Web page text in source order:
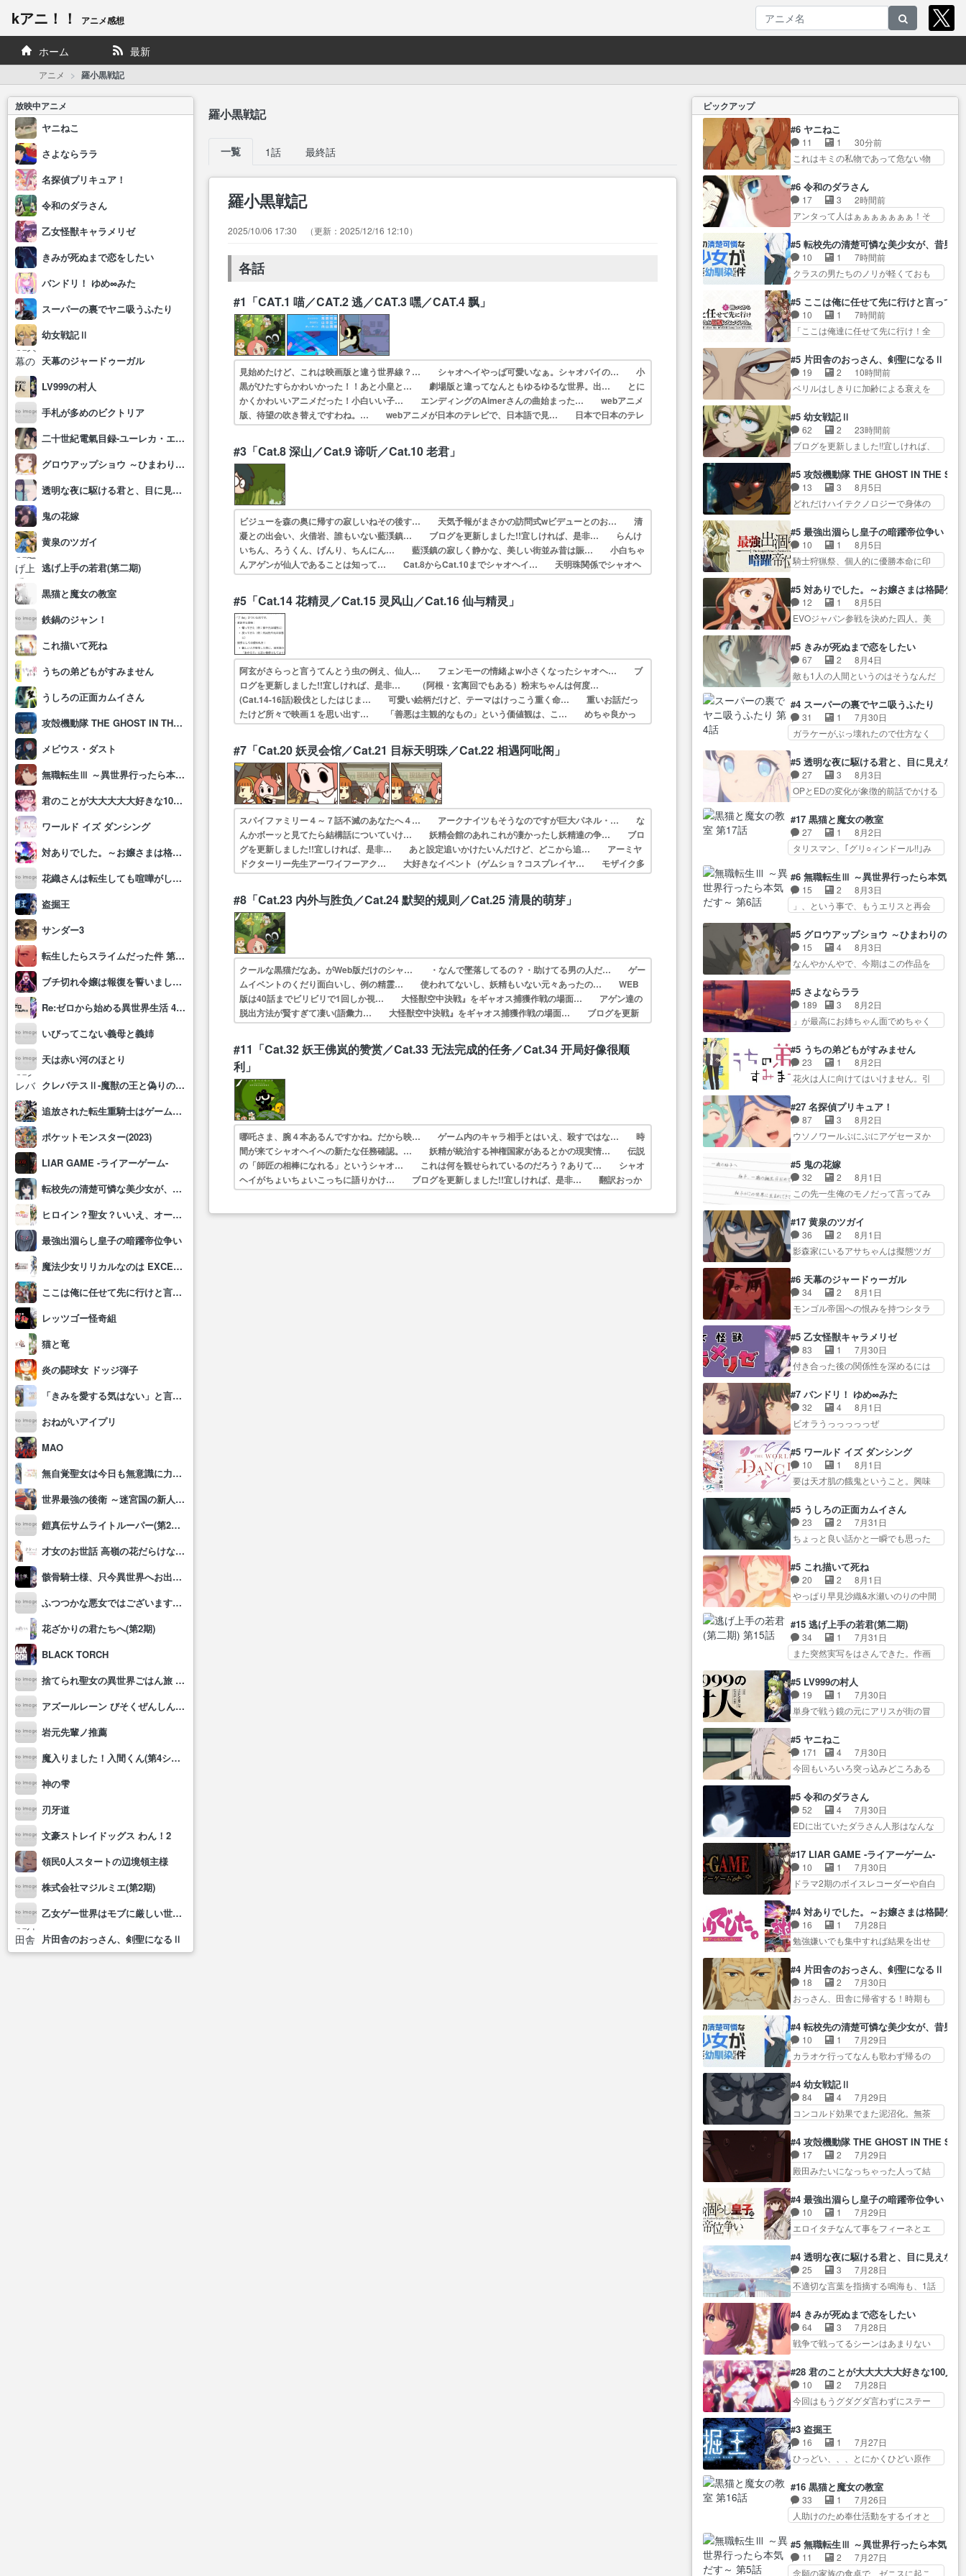
kアニ！！ アニメ感想
ホーム 最新
アニメ 羅小黒戦記
放映中アニメ
ヤニねこ
さよならララ
名探偵プリキュア！
令和のダラさん
乙女怪獣キャラメリゼ
きみが死ぬまで恋をしたい
バンドリ！ ゆめ∞みた
スーパーの裏でヤニ吸うふたり
幼女戦記Ⅱ
天幕のジャードゥーガル
LV999の村人
手札が多めのビクトリア
二十世紀電氣目録-ユーレカ・エヴリカ-
グロウアップショウ ～ひまわりのサーカス団～
透明な夜に駆ける君と、目に見えない恋をした。
鬼の花嫁
黄泉のツガイ
逃げ上手の若君(第二期)
黒猫と魔女の教室
鉄鍋のジャン！
これ描いて死ね
うちの弟どもがすみません
うしろの正面カムイさん
攻殻機動隊 THE GHOST IN THE SHELL
メビウス・ダスト
無職転生Ⅲ ～異世界行ったら本気だす～
君のことが大大大大大好きな100人の彼女(第3期)
ワールド イズ ダンシング
対ありでした。～お嬢さまは格闘ゲームなんてしない～
花織さんは転生しても喧嘩がしたい
盗掘王
サンダー3
転生したらスライムだった件 第4期
ブチ切れ令嬢は報復を誓いました。 ～魔導書の力で祖国を叩き潰します～
Re:ゼロから始める異世界生活 4th season
いびってこない義母と義姉
天は赤い河のほとり
クレバテスⅡ-魔獣の王と偽りの勇者伝承-
追放された転生重騎士はゲーム知識で無双する
ポケットモンスター(2023)
LIAR GAME -ライアーゲーム-
転校先の清楚可憐な美少女が、昔男子と思って一緒に遊んだ幼馴染だった件
ヒロイン？聖女？いいえ、オールワークスメイドです(誇)！
最強出涸らし皇子の暗躍帝位争い
魔法少女リリカルなのは EXCEEDS Gun Blaze Vengeance
ここは俺に任せて先に行けと言ってから10年がたったら伝説になっていた。
レッツゴー怪奇組
猫と竜
炎の闘球女 ドッジ弾子
「きみを愛する気はない」と言った次期公爵様がなぜか溺愛してきます
おねがいアイプリ
MAO
無自覚聖女は今日も無意識に力を垂れ流す
世界最強の後衛 ～迷宮国の新人探索者～
鎧真伝サムライトルーパー(第2クール)
才女のお世話 高嶺の花だらけな名門校で、学院一のお嬢様(生活能力皆無)を陰ながらお世話することになりました
骸骨騎士様、只今異世界へお出掛け中Ⅱ
ふつつかな悪女ではございますが～雛宮蝶鼠とりかえ伝～
花ざかりの君たちへ(第2期)
BLACK TORCH
捨てられ聖女の異世界ごはん旅 隠れスキルでキャンピングカーを召喚しました
アズールレーン びそくぜんしんっ！にっ!!
岩元先輩ノ推薦
魔入りました！入間くん(第4シリーズ)
神の雫
刃牙道
文豪ストレイドッグス わん！2
領民0人スタートの辺境領主様
株式会社マジルミエ(第2期)
乙女ゲー世界はモブに厳しい世界です2
片田舎のおっさん、剣聖になるⅡ
羅小黒戦記
一覧 1話 最終話
羅小黒戦記
2025/10/06 17:30 2025/12/16 12:10
各話
#1「CAT.1 喵／CAT.2 逃／CAT.3 嘿／CAT.4 飘」
見始めたけど、これは映画版と違う世界線？… シャオヘイやっぱ可愛いなぁ。シャオバイの… 小
黒がひたすらかわいかった！！あと小皇と… 劇場版と違ってなんともゆるゆるな世界。出… とに
かくかわいいアニメだった！小白いい子… エンディングのAimerさんの曲始まった… webアニメ
版、待望の吹き替えですわね。… webアニメが日本のテレビで、日本語で見… 日本で日本のテレ
ビで日本語で見れるのやば… ﾍｲｼｮほんとに可愛い。マンションから落…
#3「Cat.8 深山／Cat.9 谛听／Cat.10 老君」
ビジューを森の奥に帰すの寂しいねその後す… 天気予報がまさかの訪問式wビデューとのお… 清
凝との出会い、火借岩、誰もいない藍渓鎮… ブログを更新しました!!宜しければ、是非… らんけ
いちん、ろうくん、げんり、ちんにん… 藍渓鎮の寂しく静かな、美しい街並み昔は賑… 小白ちゃ
んアゲンが仙人であることは知って… Cat.8からCat.10までシャオヘイ… 天明珠関係でシャオヘ
イが追われてた意外な… 「今期の新番」アニメの話かな…？と思った…
#5「Cat.14 花精灵／Cat.15 灵风山／Cat.16 仙与精灵」
阿玄がさらっと言うてんとう虫の例え、仙人… フェンモーの情緒よw小さくなったシャオヘ… ブ
ログを更新しました!!宜しければ、是非… （阿根・玄离回でもある）粉末ちゃんは何度…
(Cat.14-16話)殺伐としたはじま… 可愛い絵柄だけど、テーマはけっこう重く命… 重いお話だっ
たけど所々で映画１を思い出す… 「善悪は主観的なもの」という価値観は、こ… めちゃ良かっ
た〜小さくなるのはオタクの夢… このあたりから本国版で観れなくてまっさら…
#7「Cat.20 妖灵会馆／Cat.21 目标天明珠／Cat.22 相遇阿吡阁」
スパイファミリー４～７話不滅のあなたへ４… アークナイツもそうなのですが巨大パネル・… な
んかボーッと見てたら結構話についていけ… 妖精会館のあれこれが凄かったし妖精達の争… ブロ
グを更新しました!!宜しければ、是非… あと設定追いかけたいんだけど、どこから追… アーミヤ
ドクターリー先生アーワイフーアク… 大好きなイベント（ゲムショ？コスプレイヤ… モザイク多
めで爆笑した。シャオヘイが見て… まー、版権とかの問題もあるし、かなり前だ…
#8「Cat.23 内外与胜负／Cat.24 默契的规则／Cat.25 清晨的萌芽」
クールな黒猫だなあ。がWeb版だけのシャ… ・なんで墜落してるの？・助けてる男の人だ… ゲー
ムイベントのくだり面白いし、例の精霊… 使われてないし、妖精もいない元々あったの… WEB
版は40話までビリビリで1回しか視… 大怪獣空中決戦』をギャオス捕獲作戦の場面… アゲン達の
脱出方法が賢すぎて凄い(語彙力… 大怪獣空中決戦』をギャオス捕獲作戦の場面… ブログを更新
しました!!宜しければ、是非… WEBアニメ見たのだいぶ前だから大筋は知…
#11「Cat.32 妖王佛岚的赞赏／Cat.33 无法完成的任务／Cat.34 开局好像很顺
利」
哪吒さま、腕４本あるんですかね。だから映… ゲーム内のキャラ相手とはいえ、殺すではな… 時
間が来てシャオヘイへの新たな任務確認。… 妖精が統治する神権国家があるとかの現実情… 伝説
の「師匠の相棒になれる」というシャオ… これは何を観せられているのだろう？ありて… シャオ
ヘイがちょいちょいこっちに語りかけ… ブログを更新しました!!宜しければ、是非… 翻訳おっか
けしてた頃はゲーム編観れてない… ゲームの説明よく分かんなくてシャオヘイと…
ピックアップ
#6 ヤニねこ
11 1
30分前
これはキミの私物であって危ない物
メリアタイしてんだろ？… ヤク
ねこと大家さんのシーン、ちょっと
した… アルねこ飲み会で酔い潰
れ江ノ島まで行って… ありがと
で江ノ島まで行ってるんだコイツｗ･
大家… 酔い潰れて江ノ島まで向
かうアルねこアルね… 達郎先
言… 新キャラも登場してさらに
面白さは加速して… アルねこ、
トイレに行くつもりが江の島へ！…
#6 令和のダラさん
17 3
2時間前
アンタって人はぁぁぁぁぁぁぁ！そ
ン・バルゼー」ラ… ここの歌唱
めっさ好きw寺澤百花さんは天
才… 今までで一番怖かった。海
の話はヤバいのが… ガン・バル
ロ… 第６話をｄアニメストアで
視聴しました。視… やりたい放
題してて草ウィッチウォッチと
も劇中劇のパロ… まさかの特殊
EDに驚きの今回でしたが。い…
ハードな過去を描きつつアホアホな
OPを経…
#5 転校先の清楚可憐な美少女が、昔男
10 1
7時間前
クラスの男たちのノリが軽くておも
いを拗らせているタイプ… みな
もちゃんが透けブラしててびっくり
して… レベルのキャラが登場。
相変わらず顔や体の… 隼人が春
じ… 第５話をU-NEXTで視聴しま
した。視聴… ラブコメで天然ジ
ゴロというかナチュラルヒ… み
不安に… 無理なダイエットは禁
物だけど、なかなか結… 「これ
からもお手入れ、がんばりゅ」あり
が…
#5 ここは俺に任せて先に行けと言って
10 1
7時間前
「ここは俺達に任せて先に行け！全
ロックが今、2人にあと… 木下鈴
奈（@0suzuna0）が【マリー…
村ごと乗っ取られてたら流石に気付
かないか… 《漫画版少し読んだ
クは敵に容赦無くブスっといくから
気持… 勇者パーティー再結成し
て先にいけで激アツ… 爆縮、幻
な… ねぇ猫耳ガール、敵の根城
に乗り込む事を同… 世もや替え
が利くと復活Pとは？！もう来週…
#5 片田舎のおっさん、剣聖になるⅡ
19 2
10時間前
ベリルはしきりに加齢による衰えを
ていた限界を超えて命の… いい
んじゃないですか。魔物の群を発見
した… アマプラにて視聴終わ
り！サーベルボア討伐… を言い
り… 先生としてのベリルが好き
だけど、今回みた… 4人だけでサ
ーベルボアを狩りに行く。野
が暴れてると聞い… ちょっと年
齢の事を言いすぎとゆーか言い
訳… ベリルの母もやはり只者じ
ゃなかったかベリ…
#5 幼女戦記Ⅱ
62 2
23時間前
ブログを更新しました!!宜しければ、
選んだゼートゥーア… ゼートゥ
ーアの唯一の手駒が強すぎる笑あ
お… 私にとって完全にご褒美回
ゼー様の葉巻シー… やはりター
が… “貧乏籤百連無料ガチャ”100
連でも1回… 2期入ってから地味
だよね。ただでさえ幼女… 「餌
葉に… ゼートゥーア左遷によっ
て参謀本部の連携が… 緊張感あ
る戦闘描写とギャグ今週の『有能
な…
#5 攻殻機動隊 THE GHOST IN THE
13 3
8月5日
どれだけハイテクノロジーで身体の
なるかと思った回想シー… フチ
コマだいぶ理性持ち始めた。この世
界の… 原作読んだのもう何年も
前なのに、覚えてる… コイルの
導… やまとん1号はどこの部分で
使うのだろう？… 日本とロシア
が絡む政治の話かつ色々な用
しまし… 前回同様『イノセン
ス』を含む押井・神山版… 第５
話「EPISODEラストの母親の気持…
#5 最強出涸らし皇子の暗躍帝位争い
10 1
8月5日
騎士狩猟祭、個人的に優勝本命に印
のが面倒な時は古代魔法… エル
ナがチートすぎる笑アルは最初から
自分… プラネット・ウィズ展開
アツいな「騎士狩猟… 麦茶どこ
ぐ… 第５話をABEMAで視聴しま
した。視聴に… 復讐に燃える吸
血鬼兄弟の弟ですいいキャラ…
皇帝… ウサギ好きそうな王女殿
下がかわいい。幼馴… ついに始
まった狩猟祭。エルナの活躍で上
位…
#5 対ありでした。～お嬢さまは格闘ゲ
12 1
8月5日
EVOジャパン参戦を決めた四人。美
いと思ってた(無くて… 見た目は
気品溢れてるのに中身は…美緒マ
マ… テーマ：格ゲー大会に行く
には？感想は、美… 大会を前に
本… 東京で開催される格ゲー大
会に参加すること… Japanに向け
て外泊届にサインをもらっ… 長
よ… 旅の支度全部やってくれる
先輩、なんだかん… 第５話をｄ
アニメストアで視聴しました。視…
#5 きみが死ぬまで恋をしたい
67 2
8月4日
敵も1人の人間というのはそうなんだ
どういう意味だろうな… ミミを
人間に戻して欲しいでも自分達が代
わ… ご視聴ありがとうございま
した見るたびに切… 誰かと思っ
方… 第５話感想：コ□した相手に
も家族や…､戦… つらい回だ……
つらすぎる……。エスタ先輩…
の関係… 確かに相手にも家族や
大切な人はいるけど、… 白シャ
ツが作業着みたいなもんなんですか
ね…
#4 スーパーの裏でヤニ吸うふたり
31 1
7月30日
ガラケーがぶっ壊れたので仕方なく
年くらいに思ってたけど… やは
り出オチ感が否めず、エピソードの
打率… 田山さんが佐々木さんに
沼っていく…こんな… 佐々木さ
じ… 佐々木がガラケーからスマ
ホに変えるって、… もうドラマ
版孤独のグルメファンコンテン
佐々木さんの優しさ… 先行で見
た時より2人のやり取りに癒しを
感… ABEMA版の7〜8話佐々木が
実年齢以上…
#5 透明な夜に駆ける君と、目に見えない
27 3
8月3日
OPとEDの変化が象徴的前話でかける
った世界。どんな女… そうか、
こんな風に見えてるのかぁ。かけ
る… 完全な両片思いになりまし
たねぇ…OPとE… 余計な物は描
ん… 光も感じない完全な盲目な
んやね…おめかし… 母役に能登
さんって禁じ手使ってきたー！
て良かった本当… 股に海豚を挟
み水上バスでの会話を反芻…
恋… OPEDとも無人バージョンか
ら主人公２人…
#17 黒猫と魔女の教室
27 1
8月2日
タリスマン、｢グリ○ィンドール!!｣み
で力を合わせて倒… アリアはホ
ントスピカが大好きだよね。ツ
ン… 一等級ポテンシャルのアリ
アちゃん可愛くて… そういや、
… とうとうアリアと直接競う場
がきたこれまで… 毎度ながらの
スピカの顔面芸推しのハナち
味ダダ漏れで好き… 期末試験が
始まろうとしておりスピカは対
策… 能力鑑定胸像タリスマン氏
容姿も評価してし…
#6 無職転生Ⅲ ～異世界行ったら本気だ
15 2
8月3日
」、という事で、もうエリスと再会
てルーデウスの成長が確… 人間
関係の清算が粛々と進められている
サラ… サラとの関係に対して完
全に「昔の女」とし… ルーシー
微… サラとは会ってほしいちゃ
んとした別れ方し… サラは未練0
だと言っていたけど人の気持
モヤする別れ方だ… 役で出演さ
せていただきました！よろしく
お… 毎クールメインヒロインを
好きになっちゃう…
#5 グロウアップショウ ～ひまわりのサ
15 4
8月3日
なんやかんやで、今期はこの作品を
減らない(^_^;サ… 葵ちゃん可愛
すぎるな楠木ともりちゃんの
ね… デフォルメされた表情が特
に多かったのが印… 葵＆茜の回
ひ… 互いが互いのことを想って
いるのにすれ違っ… 第５話をｄ
アニメストアで視聴しました。
練習したい〟と言… 本当この作
品は「キャラ」を活かすのがう
ま… みずかちゃんの介入で双子
の仲にヒビが………
#5 さよならララ
189 3
8月2日
」が最高にお姉ちゃん面でめちゃく
ラスの弁償は求められた… 逡巡
を振り切ってみんなに謝ったララの
思い… 仕事に馴染めない辺り観
ていて苦しいところ… ララちゃ
い… ララと茉里とで初のアルバ
イト。七転八倒し… 労働するプ
リンセスえらい。プリンセスの
べて、帰りにカメ… ララが働く
事でのてんやわんや。働いて大
変… 地道に働き人と関わる日々
の中に愛を見いだ…
#5 うちの弟どもがすみません
23 1
8月2日
花火は人に向けてはいけません。引
たことなかったっけ！1… ってお
名前を見たんだけどあの中村大樹さ
ん… 糸ちゃんカッケー、色んな
意味でwゲームが… 姉から性的興
わ… テーマ：引きこもりの理由
感想は、久しぶり… 元ゲーマー
なので、はちゃめちゃ楽しく作
おかしいね(*´… 糸と源ははよ好
きおうとると言わんかい！引…
ショウくんと対等に話すためにゲー
ムをする…
#27 名探偵プリキュア！
87 3
8月2日
ウソノワールぷにぷにアゲセーヌか
争奪戦をやったと。… 記憶を取
り戻し正式に探偵事務所で働き始
め… ポワロ、元ネタを解説して
原作に誘導するの… くれあさん
ょ… ・急にクイズ番組が始まっ
たw・妖精ウソノ… るるかの助手
だった？今回が初めての探偵
レアさん探偵すぎ… 突然のポア
ロクイズは草なんよ。んで、あ
ん… 今回からついにくれあが探
偵事務所の仲間に…
#5 鬼の花嫁
32 2
8月1日
この先一生俺のモノだって言ってみ
ゼント………とは思っ… 玲夜さ
ん柚子に18年分の誕生日プレゼン
ト… 柚子は鬼龍院家から初めて
学校に通う事にな… プレゼント
レ… 玲夜さまサプライズの、こ
れまでの柚子ちゃ… 玲夜から柚
子へ17年分の誕生日&を未来に…
な… 梅原の人が18歳になるまで
の誕生プレゼン… なよなよした
男（cv石田彰）梅ちゃんがた…
#17 黄泉のツガイ
36 2
8月1日
影森家にいるアサちゃんは擬態ツガ
や気持ちを汲んで熱くな… 屋敷
にアサはいなかった逆にガブちゃん
はい… 影森の当主が際限なくツ
ガイを増やせるのに… 今回はも
怒… ユルと戦った時から伏線が
張られていたのが… しかしアサ
は、兄様に会いたいbotだと思…
アキオの… 色々とひっかけがあ
って、最終的に嫌な終わ… ゴン
ゾウが従える大量のツガイに何事か
と思…
#6 天幕のジャードゥーガル
34 2
8月1日
モンゴル帝国への恨みを持つシタラ
るのだけどいつの間にか… オゴ
タイの妃になってもその心は晴れ
ず、モ… ドレゲネの過去、宝石
だった彼女が人になり… ドレゲ
タ… 年上旦那が良い人でも、女
は宝石でただ笑っ… ダイルの儀
式の神々しさたるや。一気に空
情の言葉しか…シ… 奥様に悲し
い過去…萌え袖が可愛いね、と
思… ドレゲネとシタラ、2人だけ
の同盟が結成さ…
#5 乙女怪獣キャラメリゼ
83 1
7月30日
付き合った後の関係性を深めるには
コングなのいい味付けだ… ずっ
とメスってて何この可愛い生物。ク
ラス… 付き合い始めたら始めた
でまた違った悩みが… と一歩ず
の… ツインテールが可愛いお茶
目な妹ちゃんです… しかも過去
も重いんかいかつては自分に自
からかしらお顔が… 黒絵「怪獣
に憧れるのはいいけど自分自身
が… 素の自分はどちらなのかは
まだ不明だが見せ…
#7 バンドリ！ ゆめ∞みた
32 4
8月1日
ビオラうっっっっっぜ
ちゃん、僕っ子になってから取り戻
し… ビオラが悪魔すぎて気分が
悪くなってきたこ… 声優まとめ
ました(７話まで)仲町あられ/… ビ
wwwこ… 自信あれば評価なんて
気にしないし、充実し… ・バー
チャルだけど、みゅーたいぷ初ライ
たら歌唱シーン… の、らいぶシ
ーン＿!!­­--­­--­… それだけでええや
ん！！しかし、ビオラが仕…
#5 ワールド イズ ダンシング
10 1
8月1日
要は天才肌の餓鬼ということ。興味
かった？鬼夜叉が田楽の… 猿楽
の鬼夜叉と田楽の増次郎。小さない
ざこ… 着眼点は良くとも、先鋭
的すぎるのか。芸能… 鬼夜叉は
条… 観世座を離れ、三条坊門御
所で日々を送る鬼… 「お前(鬼夜
叉)が凄いのではなく客が凄い…
猫の動き… 登場人物の我が強
い。新しい獅子舞に拘って… 第
５話をprimevideoで視聴しまし…
#5 うしろの正面カムイさん
23 2
7月31日
ちょっと良い話かと一瞬でも思った
めてなかった？白雪碧さ… 今日
も1日お疲れ様でした～───昨晩～
今… 幼女に拾われたお市ちゃん
の恩返し。化け猫… 役にて出演
ン… トイ・ストーリーみたいな
始まり。流石に除… 猫相手にな
んでそんなに…と思ったらそう
化け猫は油が好物… 今回はあか
やし1体のみで15分。金持ちの…
今更だけど霊が性行為で祓えること
は何とな…
#5 これ描いて死ね
20 2
8月1日
やっぱり早見沙織&水瀬いのりの中間
とになってたんだっけ… 登場人
物が増えてわいわいしたところが好
き… 初コミティアで２０冊刷り
は妥当だよね。俺… 藤森さんの
が⋯… 〜漫画に「想い」をこめ
よう｣娘に漫画であ… 何回この作
品に泣かされるのだろう。光が
っていいなあ。同… コミティア
参加のしおりを徹夜で作る先生
(… お母さん、娘にあんな漫画描
かれたら泣いち…
#15 逃げ上手の若君(第二期)
34 1
7月31日
また突然実写をはさんできた。作画
る事と分かると水を得た… 30歳
まで童貞だと魔法使いになれるとい
う… こっちの諏訪の三大将もま
たクセが強いw色… 頼重が完全に
が… 弧次郎「欲を我慢して強く
なれるなら大飯食… 変化球な演
出も交えながらの状況説明が本
した！最終的に… この高らかな
DT宣言、合田一人に通じるも…
この作品は近年稀に見るおっさんキ
ャラの充…
#5 LV999の村人
19 1
7月30日
単身で戦う鏡の元にアリスが街の冒
に飲み込まれた転生者と… みん
なががんばってくれたアリスの父ち
ゃん… 成長限界が999である村人
と定めた上位存… 大規模バトル
り… やっぱり勇者より強かった
か笑統率力LV9… 普通の人間の親
子やーん総務課長と娘の女子…
の… そのために役割を超越する
者の出現させるた… アリスのお
陰で他の勇者達も共闘してくれ魔…
#5 ヤニねこ
171 4
7月30日
今回もいろいろ突っ込みどころある
の話が尋常じゃない雰囲… 妹子
ちゃんの恋愛話をしたり、タバコを
生産… ここうっすら思ったこと
ズバリ言ってくれて… おかし
配… ヤクねこのクワガタ取りの
話見て切なくなっ… 普段は選別
された4～600レスを2,30… 隠し
正… なんか今日はかなり一瞬で
終わっちまったっ… 先週と比べ
てまだまともに見えた。4話は過…
#5 令和のダラさん
52 4
7月30日
EDに出ていたダラさん人形はなんな
生まれた日』をダラさ… 陰惨な
過去がきっちり現代に継承されてい
る… ダラさんと姉弟の母との出
会いの話やはりダ… ダラさんの
人… 第５話感想：２人の過剰な
貢ぎ物?の礼とし… 第５話感想：
姉のお誕生会にダラさんを招
替わってるのね… こんなデカイ
のどうやって運ぶんだよ！？
姉… ダラさん、人型形態にもな
れるんか!?w髪…
#17 LIAR GAME -ライアーゲーム-
10 1
7月30日
ドラマ2期のボイスレコーダーや自白
をつくのが抜群に上手… 昼の国
の奴らも馬鹿が多いが、夜の国も同
じ… ご視聴ありがとうございま
した来週もよろし… 握った◯治
レ… ヨコヤの頭の回転の速さと
人間の心理を利用… 夜の国のヨ
コヤ支配がますますひどく……。
裁支配を強化、… やはりヨコヤ
いいですね。昼の国が勝てる
流… 役で出演いたしました。次
回も緊張が止まり…
#4 対ありでした。～お嬢さまは格闘ゲ
16 1
7月28日
勉強嫌いでも集中すれば結果を出せ
しむ４人。だが、期末試… どん
なゲームも相手が強すぎるとやる気
無く… テーマ：テスト勉強と大
会感想は、美緒がテ… すげーー
優… 深夜の格ゲー対戦よりテス
トの方がよっぽど… 真剣に授業
を受けて、夜は珠樹の部屋で格
勉強会！美緒ちゃ… 受験勉強と
戦闘の2択なら戦闘を選ぶ娘w
美… 勉強嫌いでバトルを選ぶっ
て、ひぐらしの沙…
#4 片田舎のおっさん、剣聖になるⅡ
18 2
7月30日
おっさん、田舎に帰省する！時期も
副団長、年長者が強い順… 底知
れない爺さんには夢が詰まってると
思う… クルニ、ヘンブリッツ、
ミュイと一緒におっ… 帰省、お
確… 父親から手紙が来た。サー
ベルボアの退治の… ここでヘン
ブリッツくんが同行するのが変
に・ベリルはミュ… おっさんの
親となるとお爺ちゃんだよね孫
扱… ・ベリル、実家に帰ること
に・ベリルはミュ…
#4 転校先の清楚可憐な美少女が、昔男
10 1
7月29日
カラオケ行ってなんも歌わず帰るの
めっちゃ可愛いぞ！！！… どう
やらあの女優さんが春希のお母さん
のよ… 春希ちゃん姫ちゃんに野
菜の子も凄え可愛い… 隼人くん
全… 第４話をU-NEXTで視聴しま
した。視聴… スマホを買うた
め、都心で待ち合わせをした…
だかん… いきなりシリアス展開
ぶち込んでくるじゃん… 春希の
家庭事情は複雑。食事とか隼人が親
身…
#4 幼女戦記Ⅱ
84 4
7月29日
コンコルド効果でまた泥沼化。無茶
自らが行う煙草と葉巻は… ブロ
グを更新しました!!宜しければ、是
非… 計画通りにはいかないね笑
やり遂げた(ほぼ… 今回もターニ
し… 白髪の男性が語った家族を
失った喪無感が、… 連邦に対し
て有利な講話条件を引き出すた
ターニャの勝利軍… 犠牲を払っ
ても良いならお前たちが前線へ
行… 戦闘がアッサリし過ぎじゃ
ない？戦争がメイ…
#4 攻殻機動隊 THE GHOST IN THE
17 2
7月29日
殿田みたいになっちゃった人って結
と思ってたら、トグサが… あの
見た目もうただのロボでしかないん
だよ… 俺らの汗拭きそりゃいや
だろwwバトー＆ト… イノセンス
イ… アダム・リンクやジェイム
スン(教授)型サ… アンドロイドも
おっさんの汗を拭くのは嫌や…
ったエピ… コミカルなのにも慣
れてきました。１話でし… ロボ
ットの反乱は今となっては良くある
話し…
#4 最強出涸らし皇子の暗躍帝位争い
10 1
7月29日
エロイタチなんて事をフィーネとエ
た事を…フィーネは自分… モン
スターを呼ぶ笛？黒幕は狩猟祭とは
関係… 平凡な少女に見える眼鏡w
眼鏡属性は持ち合… 神アニメ、
の… フィーネがアルノルトに活
躍してもらいたが… 第４話を
ABEMAで視聴しました。視聴
２度目のデート出… マジできな
臭いぞ帝位争い。姉からの刺客
を… ふぃーねと町の様子を見に
行ったら町中で窃…
#4 透明な夜に駆ける君と、目に見えない
25 3
7月28日
不適切な言葉を指摘する鳴海も、1話
り微笑ましいw良い奴… どう接し
ていいのかわからず戸惑うかける
も… 盲目だと相手の表情も分か
らないからどう思… 今期のバッ
… 初デートで冬月を笑わせよう
とする姿も冬月… 特に大きな事
件やイベントが起きるでもな
うとする姿も冬月… 3話までは主
人公がどうでもいいことでず
っ… 花火購入に浅草へ…行き当
たりばったり訪問…
#4 きみが死ぬまで恋をしたい
64 3
7月28日
戦争で戦ってるシーンはあまりない
れなかったようなシーナ… ミミ
の存在で揺らぐ14クラス約束された
死… ミミの秘密をあっさり受け
入れたのは拍子抜… 蘇生魔法っ
手… 蘇生魔法ヤバイけどミミい
なかったら詰んで… アニメオタ
クあるある：作中に花が登場す
した！アリとセイ… ごめん、そ
ういう話がしたい作品じゃない
の… 第４話感想：その口止め効
果あるかな？ミミ…
#28 君のことが大大大大大好きな100人
10 2
7月28日
今回はもうグダグダ言わずにステー
大好きな１００人の彼女… 100カ
ノ版ラブライブ！？こういうのは
人… 俺、みんなのレッスン動画
をDVDが焼きき… アナウンス役
ア… 恋太郎ファミリーがガチで
アイドルに挑戦！… ギャグギャ
グしくもド直球で泣ける回来た
Girlfrien… 『アイドル伝説恋太郎
ファミリー』にて「ア… 安木路
佐ウル子役で出演いたしましたクォ
#3 盗掘王
16 1
7月27日
ひっどい、、、とにかくひどい原作
ることもあるのか結構面… 久野
美咲さんと言えば幼女！アイマスの
市原… 遼河は目的の為には人命
も軽視するタイプの… 4つのスキ
河… 村正はそんなおどろおどろ
しいエピソードあ… 気持ちよく
#16 黒猫と魔女の教室
33 1
7月26日
人助けのため奉仕活動をするイオと
だけど、カストルが更に… イオ
とカストルの共通点は、魔法の制御
が出… 椋鳥の大群て…住民から
#5 無職転生Ⅲ ～異世界行ったら本気だ
11 2
7月27日
念願の家族の食卓で、ゼニスに起こ